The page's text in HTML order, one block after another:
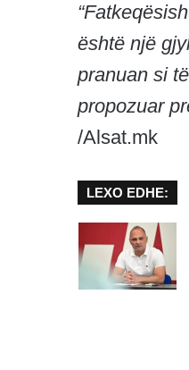
është një
pranuan si
propozuar
/Alsat.mk
LEXO EDHE: